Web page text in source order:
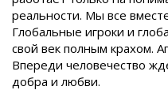
реальности. Мы все
Глобальные игроки и
свой век полным крахом.
Впереди человечество
добра и любви.